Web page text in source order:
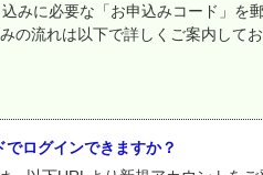
みに必要な「お申込みコード」を
の流れは以下で詳しくご案内して
ログインできますか？